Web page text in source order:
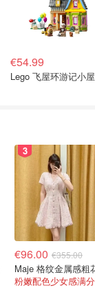
€54.99
Lego 飞屋环游记小屋
3
€96.00 €355.00
粉嫩配色少女感满